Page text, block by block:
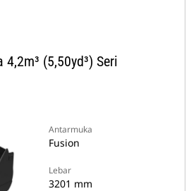
(5,50yd³) Seri
Antarmuka
Fusion
Lebar
3201 mm